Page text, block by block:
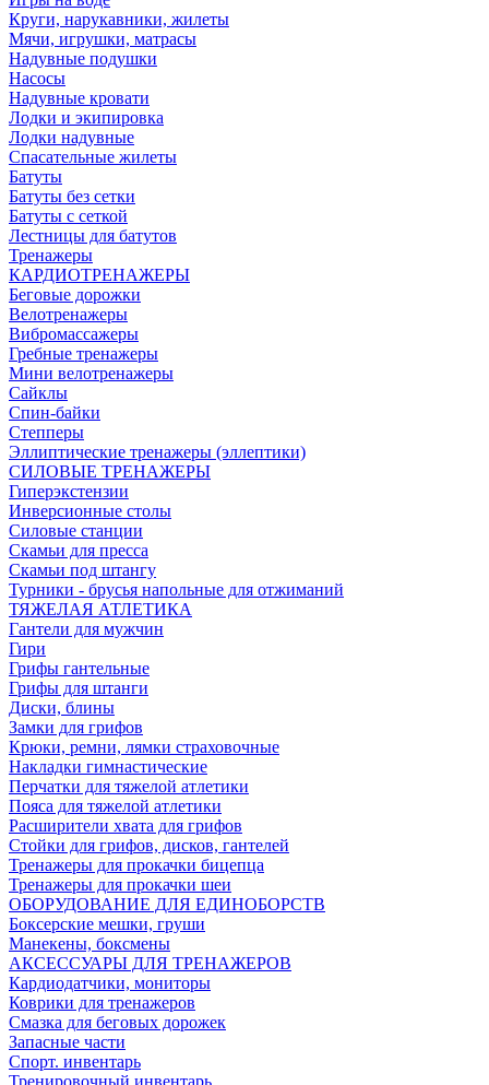
Круги, нарукавники, жилеты
Мячи, игрушки, матрасы
Надувные подушки
Насосы
Надувные кровати
Лодки и экипировка
Лодки надувные
Спасательные жилеты
Батуты
Батуты без сетки
Батуты с сеткой
Лестницы для батутов
Тренажеры
КАРДИОТРЕНАЖЕРЫ
Беговые дорожки
Велотренажеры
Вибромассажеры
Гребные тренажеры
Мини велотренажеры
Сайклы
Спин-байки
Степперы
Эллиптические тренажеры (эллептики)
СИЛОВЫЕ ТРЕНАЖЕРЫ
Гиперэкстензии
Инверсионные столы
Силовые станции
Скамьи для пресса
Скамьи под штангу
Турники - брусья напольные для отжиманий
ТЯЖЕЛАЯ АТЛЕТИКА
Гантели для мужчин
Гири
Грифы гантельные
Грифы для штанги
Диски, блины
Замки для грифов
Крюки, ремни, лямки страховочные
Накладки гимнастические
Перчатки для тяжелой атлетики
Пояса для тяжелой атлетики
Расширители хвата для грифов
Стойки для грифов, дисков, гантелей
Тренажеры для прокачки бицепца
Тренажеры для прокачки шеи
ОБОРУДОВАНИЕ ДЛЯ ЕДИНОБОРСТВ
Боксерские мешки, груши
Манекены, боксмены
АКСЕССУАРЫ ДЛЯ ТРЕНАЖЕРОВ
Кардиодатчики, мониторы
Коврики для тренажеров
Смазка для беговых дорожек
Запасные части
Спорт. инвентарь
Тренировочный инвентарь